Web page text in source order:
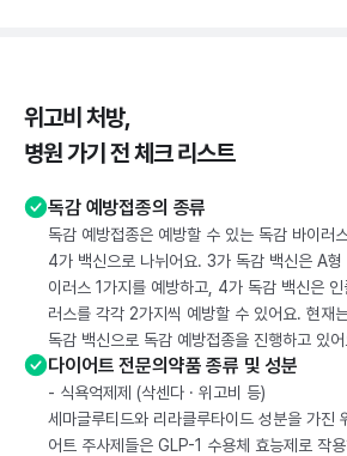
위고비 처방,
병원 가기 전 체크 리스트
독감 예방접종의 종류
독감 예방접종은 예방할 수 있는 독감 바이러
4가 백신으로 나뉘어요. 3가 독감 백신은 A
이러스 1가지를 예방하고, 4가 독감 백신은
러스를 각각 2가지씩 예방할 수 있어요. 현재
독감 백신으로 독감 예방접종을 진행하고 있
다이어트 전문의약품 종류 및 성분
- 식욕억제제 (삭센다 · 위고비 등)
세마글루티드와 리라클루타이드 성분을 가진
어트 주사제들은 GLP-1 수용체 효능제로 작